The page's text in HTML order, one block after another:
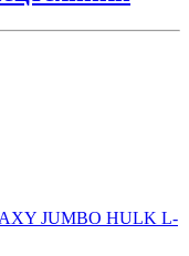
JUMBO HULK L-